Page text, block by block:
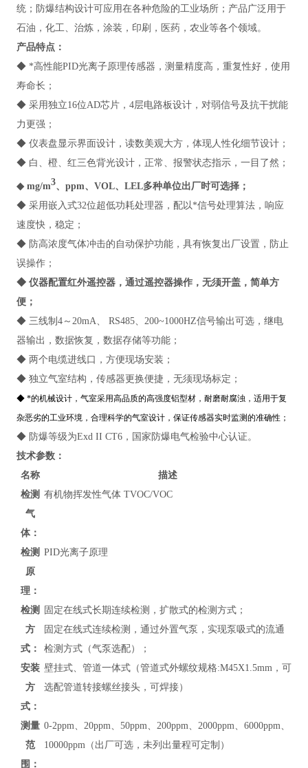
统；防爆结构设计可应用在各种危险的工业场所；产品广泛用于
石油，化工、治炼，涂装，印刷，医药，农业等各个领域。
产品特点：
◆ *高性能PID光离子原理传感器，测量精度高，重复性好，使用
寿命长；
◆ 采用独立16位AD芯片，4层电路板设计，对弱信号及抗干扰能
力更强；
◆ 仪表盘显示界面设计，读数美观大方，体现人性化细节设计；
◆ 白、橙、红三色背光设计，正常、报警状态指示，一目了然；
◆ mg/m3、ppm、VOL、LEL多种单位出厂时可选择；
◆ 采用嵌入式32位超低功耗处理器，配以*信号处理算法，响应
速度快，稳定；
◆ 防高浓度气体冲击的自动保护功能，具有恢复出厂设置，防止
误操作；
◆ 仪器配置红外遥控器，通过遥控器操作，无须开盖，简单方
便；
◆ 三线制4～20mA、 RS485、200~1000HZ信号输出可选，继电
器输出，数据恢复，数据存储等功能；
◆ 两个电缆进线口，方便现场安装；
◆ 独立气室结构，传感器更换便捷，无须现场标定；
◆ *的机械设计，气室采用高品质的高强度铝型材，耐磨耐腐浊，适用于复
杂恶劣的工业环境，合理科学的气室设计，保证传感器实时监测的准确性；
◆ 防爆等级为Exd II CT6，国家防爆电气检验中心认证。
技术参数：
名称
描述
检测
气
体：
有机物挥发性气体 TVOC/VOC
检测
原
理：
PID光离子原理
检测
方
式：
固定在线式长期连续检测，扩散式的检测方式；
固定在线式连续检测，通过外置气泵，实现泵吸式的流通
检测方式（气泵选配）；
安装
方
式：
壁挂式、管道一体式（管道式外螺纹规格:M45X1.5mm，可
选配管道转接螺丝接头，可焊接）
测量
范
围：
0-2ppm、20ppm、50ppm、200ppm、2000ppm、6000ppm、
10000ppm （ 出厂可选，未列出量程可定制）